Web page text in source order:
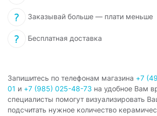
Заказывай больше — плати меньше
Бесплатная доставка
Запишитесь по телефонам магазина +7
01 и +7 (985) 025-48-73 на удобное Вам
специалисты помогут визуализировать
подсчитать нужное количество